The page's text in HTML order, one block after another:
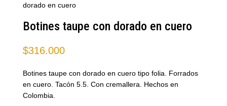
dorado en cuero
Botines taupe con dorado en cuero
$316.000
Botines taupe con dorado en cuero tipo folia. Forrados
en cuero. Tacón 5.5. Con cremallera. Hechos en
Colombia.